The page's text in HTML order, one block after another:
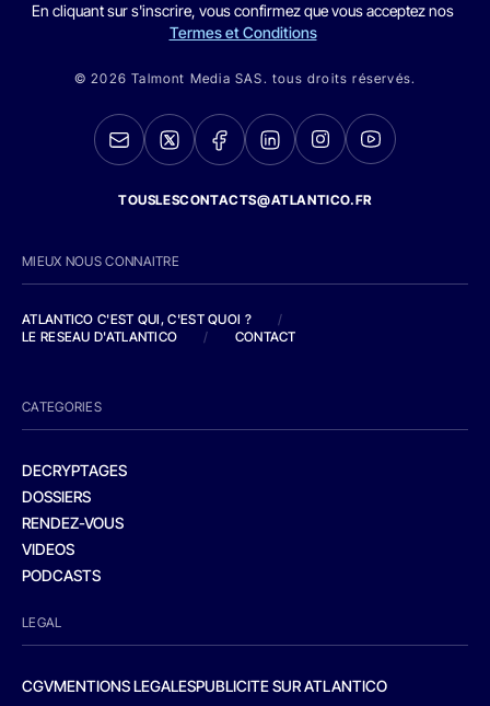
En cliquant sur s'inscrire, vous confirmez que vous acceptez nos
Termes et Conditions
© 2026 Talmont Media SAS. tous droits réservés.
TOUSLESCONTACTS@ATLANTICO.FR
MIEUX NOUS CONNAITRE
ATLANTICO C'EST QUI, C'EST QUOI ?
/
LE RESEAU D'ATLANTICO
/ CONTACT
CATEGORIES
DECRYPTAGES
DOSSIERS
RENDEZ-VOUS
VIDEOS
PODCASTS
LEGAL
CGVMENTIONS LEGALESPUBLICITE SUR ATLANTICO